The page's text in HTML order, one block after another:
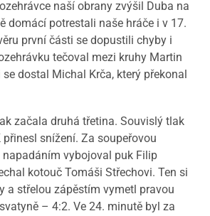
naší obrany zvýšil Duba na
domácí potrestali naše hráče i v 17.
první části se dopustili chyby i
tečoval mezi kruhy Martin
dostal Michal Krča, který překonal
začala druhá třetina. Souvislý tlak
snížení. Za soupeřovou
vybojoval puk Filip
kotouč Tomáši Střechovi. Ten si
a střelou zápěstím vymetl pravou
– 4:2. Ve 24. minutě byl za